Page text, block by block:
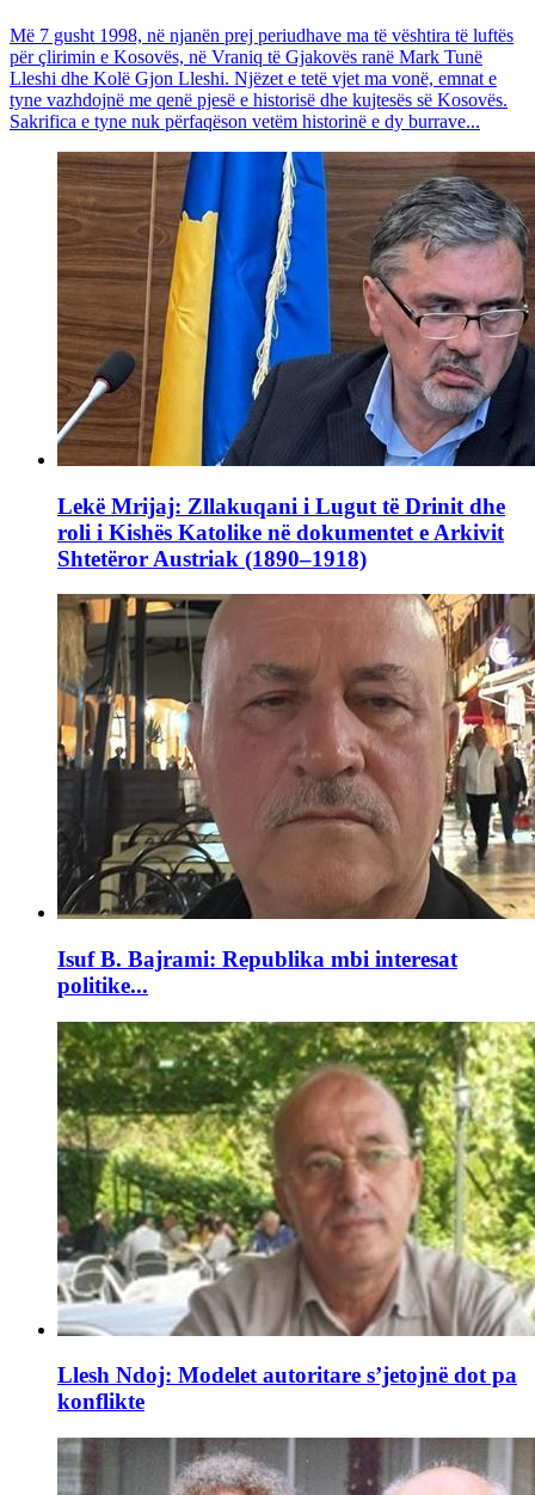
Më 7 gusht 1998, në njanën prej periudhave ma të vështira të luftës
për çlirimin e Kosovës, në Vraniq të Gjakovës ranë Mark Tunë
Lleshi dhe Kolë Gjon Lleshi. Njëzet e tetë vjet ma vonë, emnat e
tyne vazhdojnë me qenë pjesë e historisë dhe kujtesës së Kosovës.
Sakrifica e tyne nuk përfaqëson vetëm historinë e dy burrave...
Lekë Mrijaj: Zllakuqani i Lugut të Drinit dhe
roli i Kishës Katolike në dokumentet e Arkivit
Shtetëror Austriak (1890–1918)
Isuf B. Bajrami: Republika mbi interesat
politike...
Llesh Ndoj: Modelet autoritare s’jetojnë dot pa
konflikte